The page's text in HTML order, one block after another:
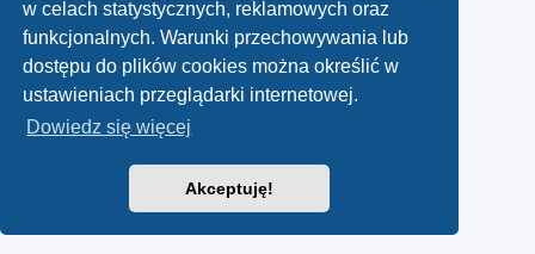
w celach statystycznych, reklamowych oraz
funkcjonalnych. Warunki przechowywania lub
dostępu do plików cookies można określić w
ustawieniach przeglądarki internetowej.
Dowiedz się więcej
Akceptuję!